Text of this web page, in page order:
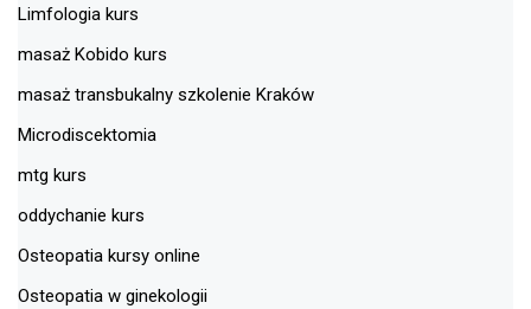
Limfologia kurs
masaż Kobido kurs
masaż transbukalny szkolenie Kraków
Microdiscektomia
mtg kurs
oddychanie kurs
Osteopatia kursy online
Osteopatia w ginekologii